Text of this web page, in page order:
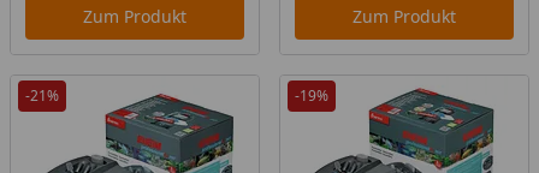
Zum Produkt Zum Produkt
-21% -19%